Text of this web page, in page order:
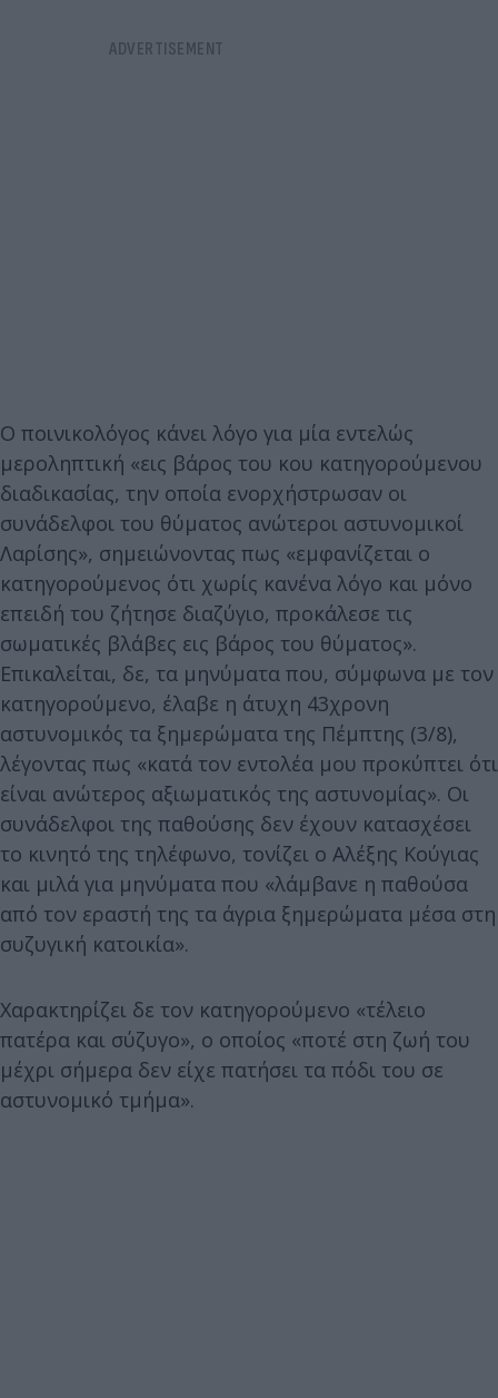
Ο ποινικολόγος κάνει λόγο για μία εντελώς
μεροληπτική «εις βάρος του κου κατηγορούμενου
διαδικασίας, την οποία ενορχήστρωσαν οι
συνάδελφοι του θύματος ανώτεροι αστυνομικοί
Λαρίσης», σημειώνοντας πως «εμφανίζεται ο
κατηγορούμενος ότι χωρίς κανένα λόγο και μόνο
επειδή του ζήτησε διαζύγιο, προκάλεσε τις
σωματικές βλάβες εις βάρος του θύματος».
Επικαλείται, δε, τα μηνύματα που, σύμφωνα με τον
κατηγορούμενο, έλαβε η άτυχη 43χρονη
αστυνομικός τα ξημερώματα της Πέμπτης (3/8),
λέγοντας πως «κατά τον εντολέα μου προκύπτει ότι
είναι ανώτερος αξιωματικός της αστυνομίας». Οι
συνάδελφοι της παθούσης δεν έχουν κατασχέσει
το κινητό της τηλέφωνο, τονίζει ο Αλέξης Κούγιας
και μιλά για μηνύματα που «λάμβανε η παθούσα
από τον εραστή της τα άγρια ξημερώματα μέσα στη
συζυγική κατοικία».
Χαρακτηρίζει δε τον κατηγορούμενο «τέλειο
πατέρα και σύζυγο», ο οποίος «ποτέ στη ζωή του
μέχρι σήμερα δεν είχε πατήσει τα πόδι του σε
αστυνομικό τμήμα».